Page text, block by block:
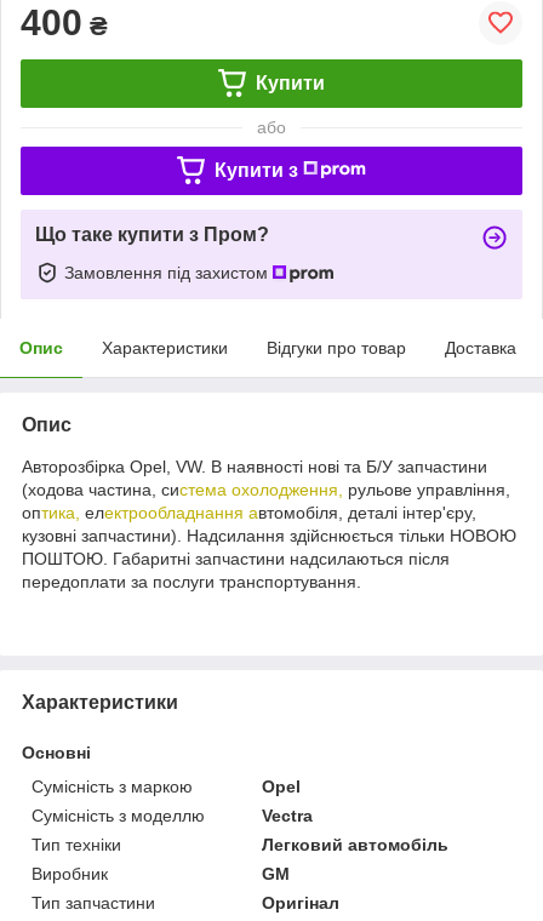
400 ₴
Купити
або
Купити з
Що таке купити з Пром?
Замовлення під захистом
Опис Характеристики Відгуки про товар Доставка
Опис
Авторозбірка Opel, VW. В наявності нові та Б/У запчастини
(ходова частина, система охолодження, рульове управління,
оптика, електрообладнання автомобіля, деталі інтер'єру,
кузовні запчастини). Надсилання здійснюється тільки НОВОЮ
ПОШТОЮ. Габаритні запчастини надсилаються після
передоплати за послуги транспортування.
Характеристики
Основні
Сумісність з маркою
Opel
Сумісність з моделлю
Vectra
Тип техніки
Легковий автомобіль
Виробник
GM
Тип запчастини
Оригінал